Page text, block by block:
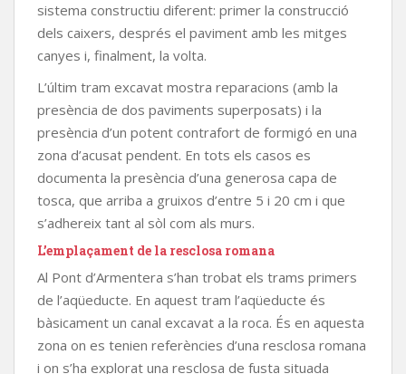
sistema constructiu diferent: primer la construcció
dels caixers, després el paviment amb les mitges
canyes i, finalment, la volta.
L’últim tram excavat mostra reparacions (amb la
presència de dos paviments superposats) i la
presència d’un potent contrafort de formigó en una
zona d’acusat pendent. En tots els casos es
documenta la presència d’una generosa capa de
tosca, que arriba a gruixos d’entre 5 i 20 cm i que
s’adhereix tant al sòl com als murs.
L’emplaçament de la resclosa romana
Al Pont d’Armentera s’han trobat els trams primers
de l’aqüeducte. En aquest tram l’aqüeducte és
bàsicament un canal excavat a la roca. És en aquesta
zona on es tenien referències d’una resclosa romana
i on s’ha explorat una resclosa de fusta situada